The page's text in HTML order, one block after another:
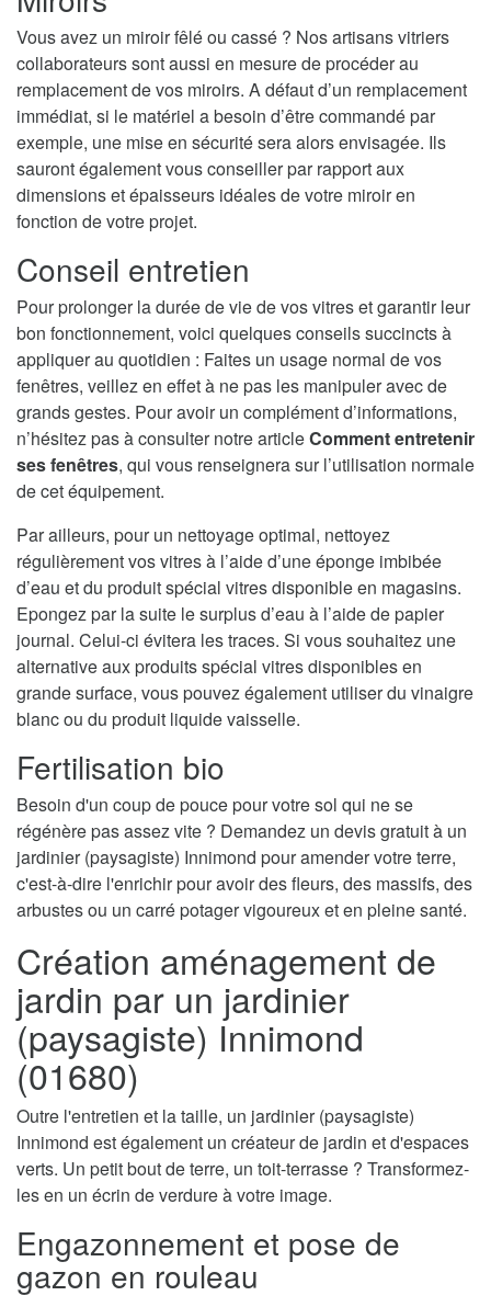
Vous avez un miroir fêlé ou cassé ? Nos artisans vitriers
collaborateurs sont aussi en mesure de procéder au
remplacement de vos miroirs. A défaut d’un remplacement
immédiat, si le matériel a besoin d’être commandé par
exemple, une mise en sécurité sera alors envisagée. Ils
sauront également vous conseiller par rapport aux
dimensions et épaisseurs idéales de votre miroir en
fonction de votre projet.
Conseil entretien
Pour prolonger la durée de vie de vos vitres et garantir leur
bon fonctionnement, voici quelques conseils succincts à
appliquer au quotidien : Faites un usage normal de vos
fenêtres, veillez en effet à ne pas les manipuler avec de
grands gestes. Pour avoir un complément d’informations,
n’hésitez pas à consulter notre articleComment entretenir
ses fenêtres, qui vous renseignera sur l’utilisation normale
de cet équipement.
Par ailleurs, pour un nettoyage optimal, nettoyez
régulièrement vos vitres à l’aide d’une éponge imbibée
d’eau et du produit spécial vitres disponible en magasins.
Epongez par la suite le surplus d’eau à l’aide de papier
journal. Celui-ci évitera les traces. Si vous souhaitez une
alternative aux produits spécial vitres disponibles en
grande surface, vous pouvez également utiliser du vinaigre
blanc ou du produit liquide vaisselle.
Fertilisation bio
Besoin d'un coup de pouce pour votre sol qui ne se
régénère pas assez vite ? Demandez un devis gratuit à un
jardinier (paysagiste) Innimond pour amender votre terre,
c'est-à-dire l'enrichir pour avoir des fleurs, des massifs, des
arbustes ou un carré potager vigoureux et en pleine santé.
Création aménagement de
jardin par un jardinier
(paysagiste) Innimond
(01680)
Outre l'entretien et la taille, un jardinier (paysagiste)
Innimond est également un créateur de jardin et d'espaces
verts. Un petit bout de terre, un toit-terrasse ? Transformez-
les en un écrin de verdure à votre image.
Engazonnement et pose de
gazon en rouleau